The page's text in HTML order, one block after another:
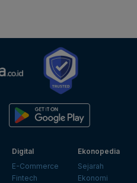
Digital
E-Commerce
Fintech
Ekonopedia
Sejarah
Ekonomi